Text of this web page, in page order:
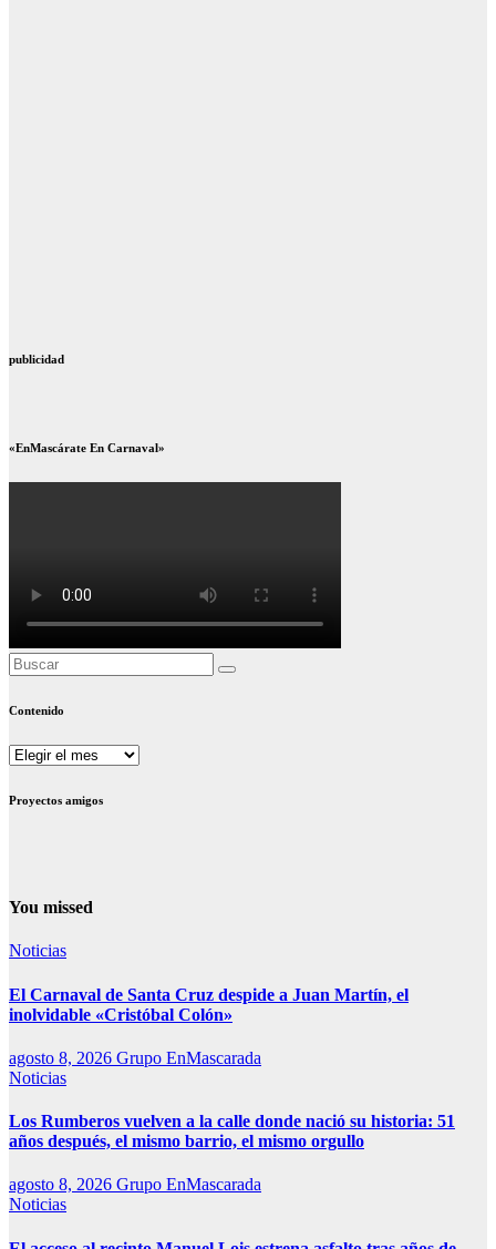
publicidad
«EnMascárate En Carnaval»
Contenido
Contenido
Proyectos amigos
You missed
Noticias
El Carnaval de Santa Cruz despide a Juan Martín, el
inolvidable «Cristóbal Colón»
agosto 8, 2026 Grupo EnMascarada
Noticias
Los Rumberos vuelven a la calle donde nació su historia: 51
años después, el mismo barrio, el mismo orgullo
agosto 8, 2026 Grupo EnMascarada
Noticias